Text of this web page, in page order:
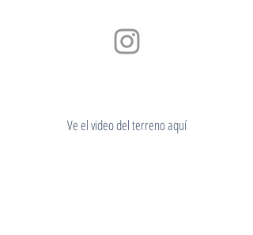
Ve el video del terreno aquí